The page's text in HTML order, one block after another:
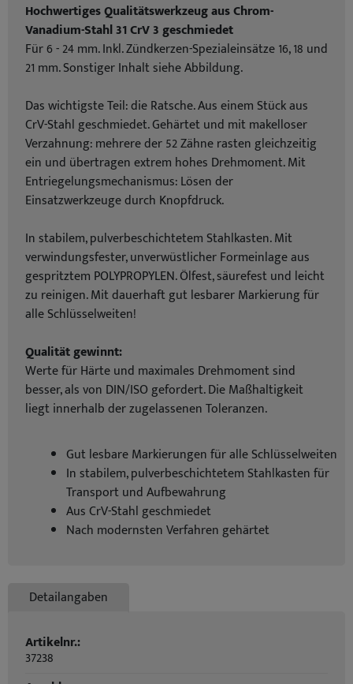
Hochwertiges Qualitätswerkzeug aus Chrom-
Vanadium-Stahl 31 CrV 3 geschmiedet
Für 6 - 24 mm. Inkl. Zündkerzen-Spezialeinsätze 16, 18 und
21 mm. Sonstiger Inhalt siehe Abbildung.
Das wichtigste Teil: die Ratsche. Aus einem Stück aus
CrV-Stahl geschmiedet. Gehärtet und mit makelloser
Verzahnung: mehrere der 52 Zähne rasten gleichzeitig
ein und übertragen extrem hohes Drehmoment. Mit
Entriegelungsmechanismus: Lösen der
Einsatzwerkzeuge durch Knopfdruck.
In stabilem, pulverbeschichtetem Stahlkasten. Mit
verwindungsfester, unverwüstlicher Formeinlage aus
gespritztem POLYPROPYLEN. Ölfest, säurefest und leicht
zu reinigen. Mit dauerhaft gut lesbarer Markierung für
alle Schlüsselweiten!
Qualität gewinnt:
Werte für Härte und maximales Drehmoment sind
besser, als von DIN/ISO gefordert. Die Maßhaltigkeit
liegt innerhalb der zugelassenen Toleranzen.
Gut lesbare Markierungen für alle Schlüsselweiten
In stabilem, pulverbeschichtetem Stahlkasten für
Transport und Aufbewahrung
Aus CrV-Stahl geschmiedet
Nach modernsten Verfahren gehärtet
Detailangaben
Artikelnr.:
37238